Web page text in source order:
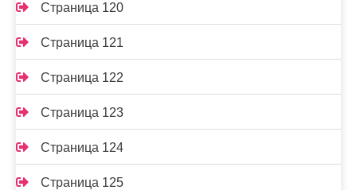
Страница 120
Страница 121
Страница 122
Страница 123
Страница 124
Страница 125